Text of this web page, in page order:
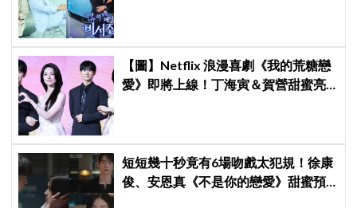
【圖】Netflix 浪漫喜劇《我的荒糖戀
愛》即將上線！丁海寅＆賀營甜蜜亮
短短幾十秒竟有6場吻戲太犯規！徐康
俊、安恩真《不是你的戀愛》甜蜜預